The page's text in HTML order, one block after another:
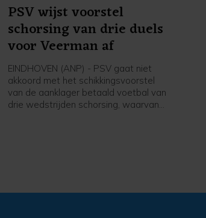
PSV wijst voorstel
schorsing van drie duels
voor Veerman af
EINDHOVEN (ANP) - PSV gaat niet
akkoord met het schikkingsvoorstel
van de aanklager betaald voetbal van
drie wedstrijden schorsing, waarvan